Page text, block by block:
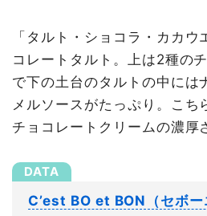
「タルト・ショコラ・カカウ
コレートタルト。上は2種の
で下の土台のタルトの中には
メルソースがたっぷり。こち
チョコレートクリームの濃厚
C’est BO et BON（セボー